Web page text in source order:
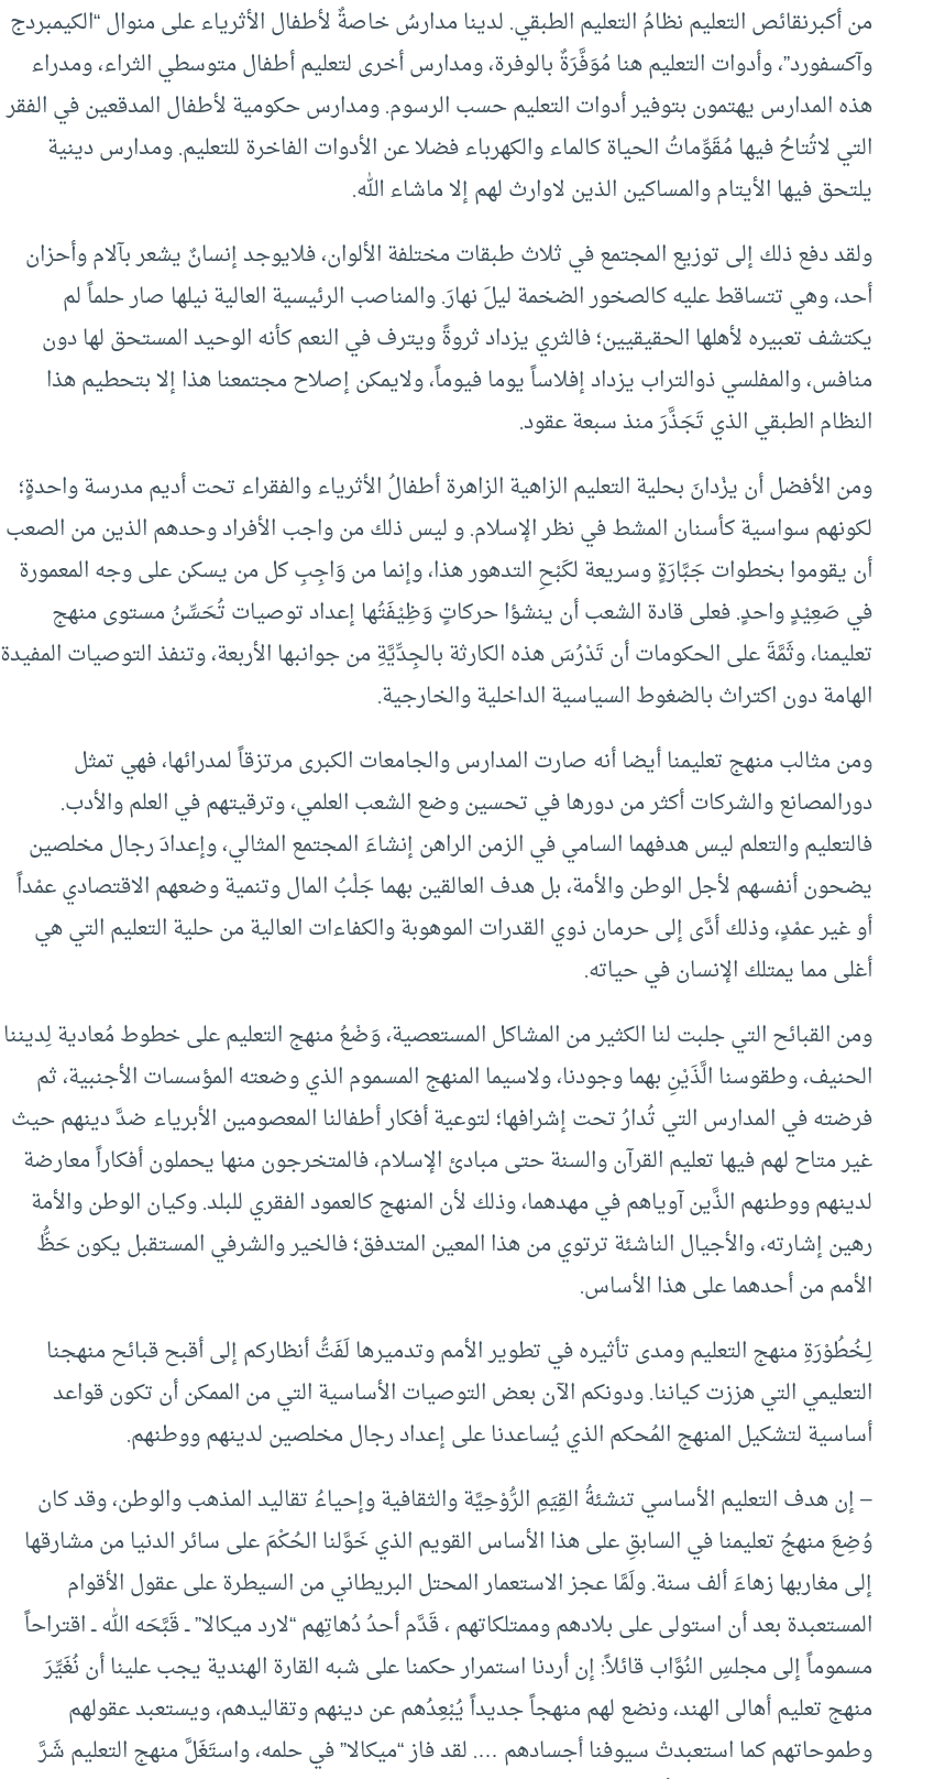
من أكبرنقائص التعليم نظامُ التعليم الطبقي. لدينا مدارسُ خاصةٌ لأطفال الأثرياء على منوال “الكيمبردج
وآكسفورد”، وأدوات التعليم هنا مُوَفَّرَةٌ بالوفرة، ومدارس أخرى لتعليم أطفال متوسطي الثراء، ومدراء
هذه المدارس يهتمون بتوفير أدوات التعليم حسب الرسوم. ومدارس حكومية لأطفال المدقعين في الفقر
التي لاتُتاحُ فيها مُقَوِّماتُ الحياة كالماء والكهرباء فضلا عن الأدوات الفاخرة للتعليم. ومدارس دينية
يلتحق فيها الأيتام والمساكين الذين لاوارث لهم إلا ماشاء الله.
ولقد دفع ذلك إلى توزيع المجتمع في ثلاث طبقات مختلفة الألوان، فلايوجد إنسانٌ يشعر بآلام وأحزان
أحد، وهي تتساقط عليه كالصخور الضخمة ليلَ نهارَ. والمناصب الرئيسية العالية نيلها صار حلماً لم
يكتشف تعبيره لأهلها الحقيقيين؛ فالثري يزداد ثروةً ويترف في النعم كأنه الوحيد المستحق لها دون
منافس، والمفلسي ذوالتراب يزداد إفلاساً يوما فيوماً، ولايمكن إصلاح مجتمعنا هذا إلا بتحطيم هذا
النظام الطبقي الذي تَجَذَّرَ منذ سبعة عقود.
ومن الأفضل أن يزْدانَ بحلية التعليم الزاهية الزاهرة أطفالُ الأثرياء والفقراء تحت أديم مدرسة واحدةٍ؛
لكونهم سواسية كأسنان المشط في نظر الإسلام. و ليس ذلك من واجب الأفراد وحدهم الذين من الصعب
أن يقوموا بخطوات جَبَّارَةٍ وسريعة لكَبْحِ التدهور هذا، وإنما من وَاجِبِ كل من يسكن على وجه المعمورة
في صَعِيْدٍ واحدٍ. فعلى قادة الشعب أن ينشؤا حركاتٍ وَظِيْفَتُها إعداد توصيات تُحَسِّنُ مستوى منهج
تعليمنا، وثَمَّةَ على الحكومات أن تَدْرُسَ هذه الكارثة بالجِدِّيَّةِ من جوانبها الأربعة، وتنفذ التوصيات المفيدة
الهامة دون اكتراث بالضغوط السياسية الداخلية والخارجية.
ومن مثالب منهج تعليمنا أيضا أنه صارت المدارس والجامعات الكبرى مرتزقاً لمدرائها، فهي تمثل
دورالمصانع والشركات أكثر من دورها في تحسين وضع الشعب العلمي، وترقيتهم في العلم والأدب.
فالتعليم والتعلم ليس هدفهما السامي في الزمن الراهن إنشاءَ المجتمع المثالي، وإعدادَ رجال مخلصين
يضحون أنفسهم لأجل الوطن والأمة، بل هدف العالقين بهما جَلْبُ المال وتنمية وضعهم الاقتصادي عمْداً
أو غير عمْدٍ، وذلك أدَّى إلى حرمان ذوي القدرات الموهوبة والكفاءات العالية من حلية التعليم التي هي
أغلى مما يمتلك الإنسان في حياته.
ومن القبائح التي جلبت لنا الكثير من المشاكل المستعصية، وَضْعُ منهج التعليم على خطوط مُعادية لِديننا
الحنيف، وطقوسنا الَّذَيْنِ بهما وجودنا، ولاسيما المنهج المسموم الذي وضعته المؤسسات الأجنبية، ثم
فرضته في المدارس التي تُدارُ تحت إشرافها؛ لتوعية أفكار أطفالنا المعصومين الأبرياء ضدَّ دينهم حيث
غير متاح لهم فيها تعليم القرآن والسنة حتى مبادئ الإسلام، فالمتخرجون منها يحملون أفكاراً معارضة
لدينهم ووطنهم الذَّين آوياهم في مهدهما، وذلك لأن المنهج كالعمود الفقري للبلد. وكيان الوطن والأمة
رهين إشارته، والأجيال الناشئة ترتوي من هذا المعين المتدفق؛ فالخير والشرفي المستقبل يكون حَظُّ
الأمم من أحدهما على هذا الأساس.
لِـخُطُوْرَةِ منهج التعليم ومدى تأثيره في تطوير الأمم وتدميرها لَفَتُّ أنظاركم إلى أقبح قبائح منهجنا
التعليمي التي هززت كياننا. ودونكم الآن بعض التوصيات الأساسية التي من الممكن أن تكون قواعد
أساسية لتشكيل المنهج المُحكم الذي يُساعدنا على إعداد رجال مخلصين لدينهم ووطنهم.
– إن هدف التعليم الأساسي تنشئةُ القِيَمِ الرُّوْحِيَّة والثقافية وإحياءُ تقاليد المذهب والوطن، وقد كان
وُضِعَ منهجُ تعليمنا في السابقِ على هذا الأساس القويم الذي خَوَّلنا الحُكْمَ على سائر الدنيا من مشارقها
إلى مغاربها زهاءَ ألف سنة. ولَمَّا عجز الاستعمار المحتل البريطاني من السيطرة على عقول الأقوام
المستعبدة بعد أن استولى على بلادهم وممتلكاتهم ، قَدَّم أحدُ دُهاتِهم “لارد ميكالا” ــ قَبَّحَه الله ــ اقتراحاً
مسموماً إلى مجلسِ النُوَّاب قائلاً: إن أردنا استمرار حكمنا على شبه القارة الهندية يجب علينا أن نُغَيِّرَ
منهج تعليم أهالى الهند، ونضع لهم منهجاً جديداً يُبْعِدُهم عن دينهم وتقاليدهم، ويستعبد عقولهم
وطموحاتهم كما استعبدتْ سيوفنا أجسادهم …. لقد فاز “ميكالا” في حلمه، واستَغَلَّ منهج التعليم شَرَّ